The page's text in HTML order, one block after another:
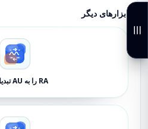
ابزارهای دیگر
RA را به AU تبدیل کنید